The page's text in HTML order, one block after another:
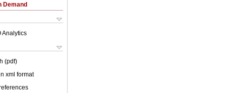
Demand
Analytics
(pdf)
xml format